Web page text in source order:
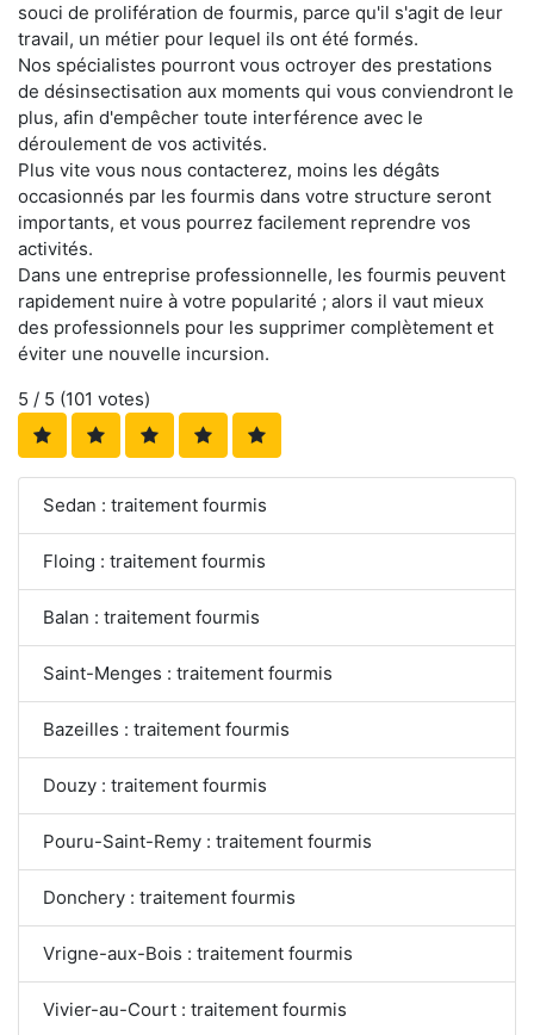
souci de prolifération de fourmis, parce qu'il s'agit de leur
travail, un métier pour lequel ils ont été formés.
Nos spécialistes pourront vous octroyer des prestations
de désinsectisation aux moments qui vous conviendront le
plus, afin d'empêcher toute interférence avec le
déroulement de vos activités.
Plus vite vous nous contacterez, moins les dégâts
occasionnés par les fourmis dans votre structure seront
importants, et vous pourrez facilement reprendre vos
activités.
Dans une entreprise professionnelle, les fourmis peuvent
rapidement nuire à votre popularité ; alors il vaut mieux
des professionnels pour les supprimer complètement et
éviter une nouvelle incursion.
5 / 5 (101 votes)
Sedan : traitement fourmis
Floing : traitement fourmis
Balan : traitement fourmis
Saint-Menges : traitement fourmis
Bazeilles : traitement fourmis
Douzy : traitement fourmis
Pouru-Saint-Remy : traitement fourmis
Donchery : traitement fourmis
Vrigne-aux-Bois : traitement fourmis
Vivier-au-Court : traitement fourmis